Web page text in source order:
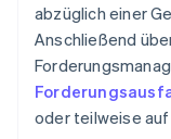
abzüglich einer
Anschließend
oder teilweise